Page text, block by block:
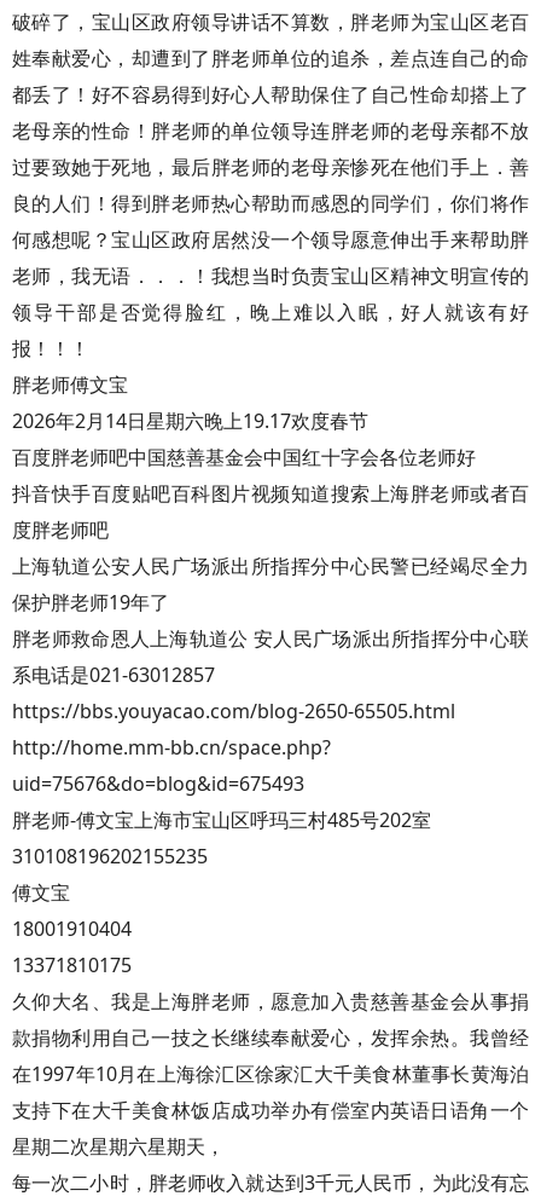
破碎了，宝山区政府领导讲话不算数，胖老师为宝山区老百
姓奉献爱心，却遭到了胖老师单位的追杀，差点连自己的命
都丢了！好不容易得到好心人帮助保住了自己性命却搭上了
老母亲的性命！胖老师的单位领导连胖老师的老母亲都不放
过要致她于死地，最后胖老师的老母亲惨死在他们手上．善
良的人们！得到胖老师热心帮助而感恩的同学们，你们将作
何感想呢？宝山区政府居然没一个领导愿意伸出手来帮助胖
老师，我无语．．．！我想当时负责宝山区精神文明宣传的
领导干部是否觉得脸红，晚上难以入眠，好人就该有好
报！！！
胖老师傅文宝
2026年2月14日星期六晚上19.17欢度春节
百度胖老师吧中国慈善基金会中国红十字会各位老师好
抖音快手百度贴吧百科图片视频知道搜索上海胖老师或者百
度胖老师吧
上海轨道公安人民广场派出所指挥分中心民警已经竭尽全力
保护胖老师19年了
胖老师救命恩人上海轨道公 安人民广场派出所指挥分中心联
系电话是021-63012857
https://bbs.youyacao.com/blog-2650-65505.html
http://home.mm-bb.cn/space.php?
uid=75676&do=blog&id=675493
胖老师-傅文宝上海市宝山区呼玛三村485号202室
310108196202155235
傅文宝
18001910404
13371810175
久仰大名、我是上海胖老师，愿意加入贵慈善基金会从事捐
款捐物利用自己一技之长继续奉献爱心，发挥余热。我曾经
在1997年10月在上海徐汇区徐家汇大千美食林董事长黄海泊
支持下在大千美食林饭店成功举办有偿室内英语日语角一个
星期二次星期六星期天，
每一次二小时，胖老师收入就达到3千元人民币，为此没有忘